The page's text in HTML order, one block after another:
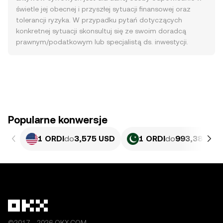
świetle jej obecnej i przyszłej sytuacji finansowej oraz
tolerancji ryzyka. W przypadku pytań dotyczących
konkretnej sytuacji skonsultuj się ze swoim doradcą
prawnym/podatkowym lub specjalistą ds. inwestycji.
Popularne konwersje
1 ORDIdo3,575 USD 1 ORDIdo993,38 PKR